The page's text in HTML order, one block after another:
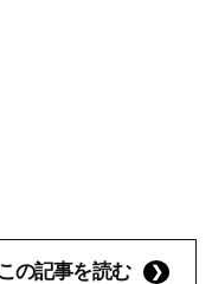
この記事を読む